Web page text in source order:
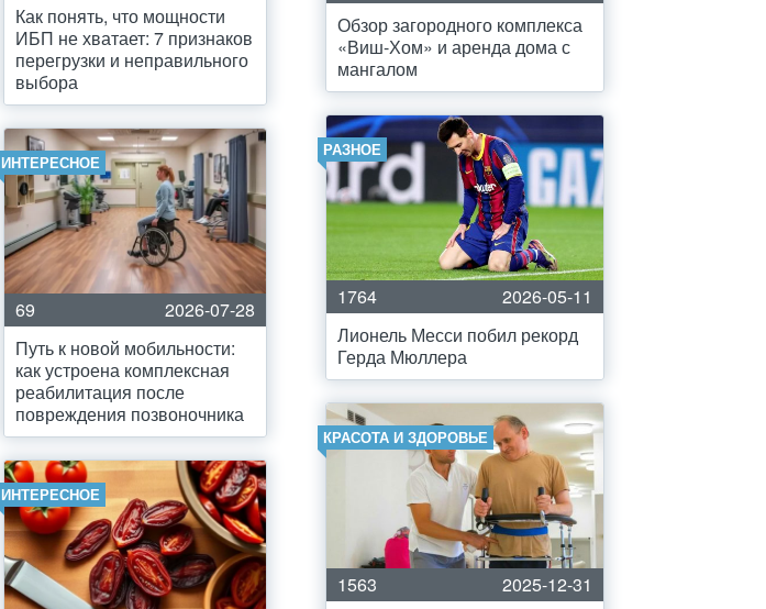
Как понять, что мощности
ИБП не хватает: 7 признаков
перегрузки и неправильного
выбора
ИНТЕРЕСНОЕ
69
2026-07-28
Путь к новой мобильности:
как устроена комплексная
реабилитация после
повреждения позвоночника
ИНТЕРЕСНОЕ
Обзор загородного комплекса
«Виш-Хом» и аренда дома с
мангалом
РАЗНОЕ
1764
2026-05-11
Лионель Месси побил рекорд
Герда Мюллера
КРАСОТА И ЗДОРОВЬЕ
1563
2025-12-31